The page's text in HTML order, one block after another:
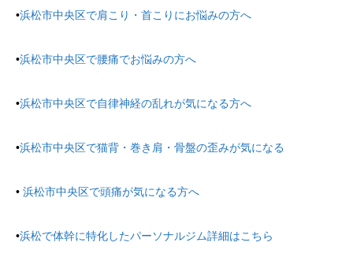
•浜松市中央区で肩こり・首こりにお悩みの方へ
•浜松市中央区で腰痛でお悩みの方へ
•浜松市中央区で自律神経の乱れが気になる方へ
•浜松市中央区で猫背・巻き肩・骨盤の歪みが気になる
• 浜松市中央区で頭痛が気になる方へ
•浜松で体幹に特化したパーソナルジム詳細はこちら